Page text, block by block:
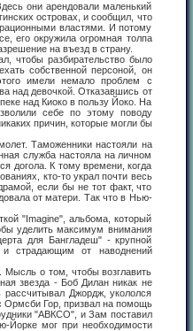
они арендовали маленький
островах, и сообщил, что
властями. И потому
его окружила огромная толпа
на въезд в страну.
разбирательство было
собственной персоной, он
имели немало проблем с
над девочкой. Отказавшись от
над Киоко в пользу Йоко. На
себе по этому поводу
причин, которые могли бы
Таможенники настояли на
служба настояла на личном
догола. К тому времени, когда
кто-то украл почти весь
если бы не тот факт, что
от матери. Так что в Нью-
"Imagine", альбома, который
уделить максимум внимания
для Бангладеш" - крупной
и страдающим от наводнений
о том, чтобы возглавить
звезда - Боб Дилан никак не
рассчитывал Джордж, укололся
Ормсби Гор, призвал на помощь
"АВКСО", и Зам поставил
Йорке мог при необходимости